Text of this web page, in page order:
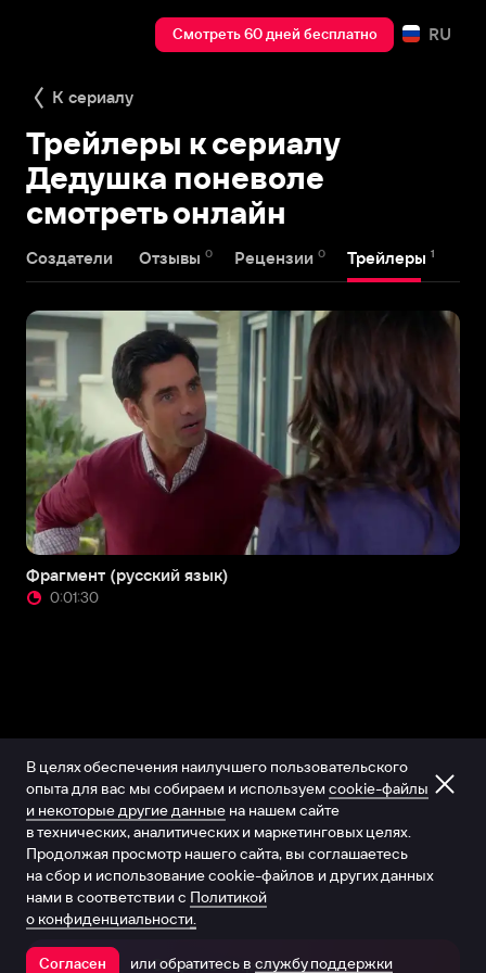
Смотреть 60 дней бесплатно RU
К сериалу
Трейлеры к сериалу
Дедушка поневоле
смотреть онлайн
Создатели Отзывы 0 Рецензии 0 Трейлеры 1
Фрагмент (русский язык)
0:01:30
Открыть в приложении
В целях обеспечения наилучшего пользовательского
опыта для вас мы собираем и используем cookie-файлы
и некоторые другие данные на нашем сайте
в технических, аналитических и маркетинговых целях.
Продолжая просмотр нашего сайта, вы соглашаетесь
на сбор и использование cookie-файлов и других данных
нами в соответствии с Политикой
о конфиденциальности.
Согласен или обратитесь в службу поддержки